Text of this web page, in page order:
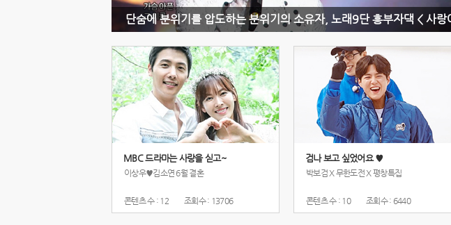
단숨에 분위기를 압도하는 분위기의 소유자, 노래9단 흥부자댁 < 사랑
MBC 드라마는 사랑을 싣고~
이상우♥김소연 6월 결혼
콘텐츠 수 : 12 조회수 : 13706
검나 보고 싶었어요 ♥
박보검 X 무한도전 X 평창특집
콘텐츠 수 : 10 조회수 : 6440